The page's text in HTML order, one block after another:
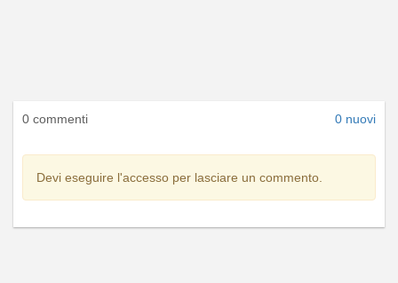
0 commenti 0 nuovi
Devi eseguire l'accesso per lasciare un commento.